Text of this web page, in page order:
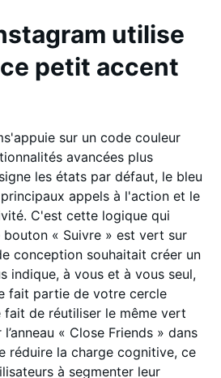
utilise
petit accent
sur un code couleur
avancées plus
les états par défaut, le bleu
appels à l'action et le
C'est cette logique qui
« Suivre » est vert sur
conception souhaitait créer un
indique, à vous et à vous seul,
fait partie de votre cercle
fait de réutiliser le même vert
« Close Friends » dans
réduire la charge cognitive, ce
à segmenter leur